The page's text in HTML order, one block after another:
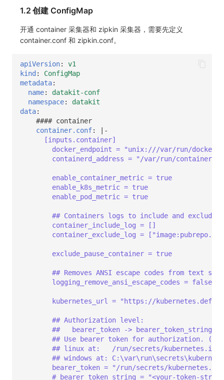
1.2 创建 ConfigMap
开通 container 采集器和 zipkin 采集器，需要先定义
container.conf 和 zipkin.conf。
apiVersion:
v1
kind :
ConfigMap
metadata:
name:
datakit-conf
namespace:
datakit
data:
#### container
container.conf:
|-
[inputs.container]
docker_endpoint = "unix:///var/run/
containerd_address = "/var/run/containerd/
enable_container_metric = true
enable_k8s_metric = true
enable_pod_metric = true
## Containers logs to include and
container_include_log = []
container_exclude_log =
exclude_pause_container = true
## Removes ANSI escape codes from text
logging_remove_ansi_escape_codes = false
kubernetes_url = "https://
## Authorization level:
##   bearer_token -> bearer_token_string ->
## Use bearer token for authorization.
## linux at:   /run/secrets/kubernetes.io/
## windows at:
bearer_token = "/run/secrets/
# bearer_token_string = "<your-token-